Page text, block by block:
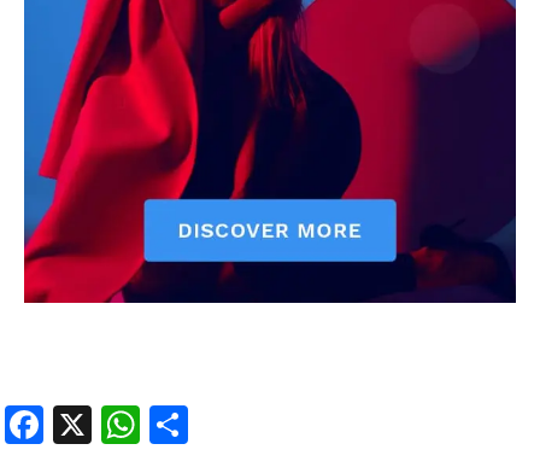
Facebook
X WhatsApp
Share
Facebook
X WhatsApp